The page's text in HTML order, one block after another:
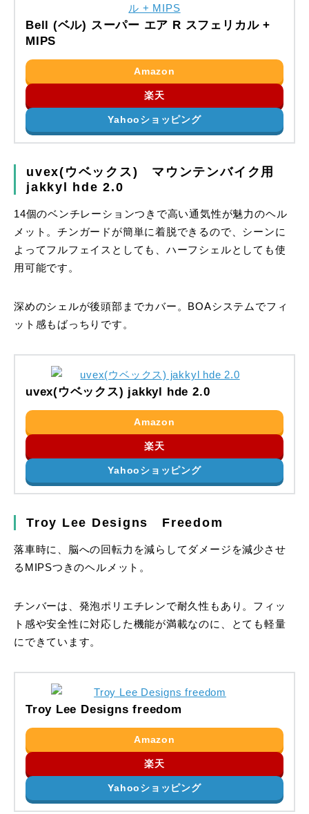
Bell (ベル) スーパー エア R スフェリカル +
MIPS
Amazon
楽天
Yahooショッピング
uvex(ウベックス) マウンテンバイク用
jakkyl hde 2.0
14個のベンチレーションつきで高い通気性が魅力のヘル
メット。チンガードが簡単に着脱できるので、シーンに
よってフルフェイスとしても、ハーフシェルとしても使
用可能です。
深めのシェルが後頭部までカバー。BOAシステムでフィ
ット感もばっちりです。
uvex(ウベックス) jakkyl hde 2.0
Amazon
楽天
Yahooショッピング
Troy Lee Designs Freedom
落車時に、脳への回転力を減らしてダメージを減少させ
るMIPSつきのヘルメット。
チンバーは、発泡ポリエチレンで耐久性もあり。フィッ
ト感や安全性に対応した機能が満載なのに、とても軽量
にできています。
Troy Lee Designs freedom
Amazon
楽天
Yahooショッピング